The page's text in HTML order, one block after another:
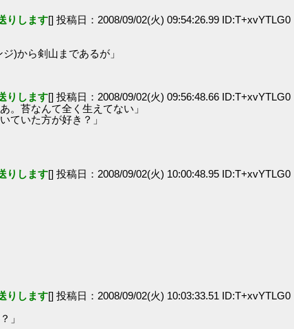
りします[] 投稿日：2008/09/02(火) 09:54:26.99 ID:T+xvYTLG0
)から剣山まであるが」
りします[] 投稿日：2008/09/02(火) 09:56:48.66 ID:T+xvYTLG0
。苔なんて全く生えてない」
ていた方が好き？」
りします[] 投稿日：2008/09/02(火) 10:00:48.95 ID:T+xvYTLG0
りします[] 投稿日：2008/09/02(火) 10:03:33.51 ID:T+xvYTLG0
」